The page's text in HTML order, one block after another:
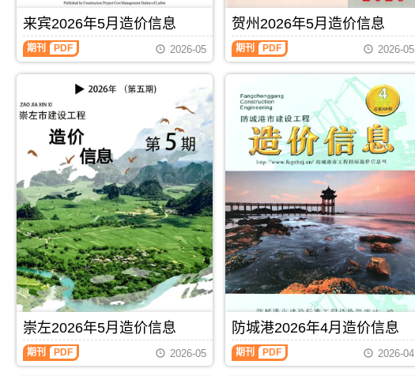
价
信
息
期
信
息
期
刊
图
预
算
编
制，
于
桂
工
建
筑
招
投
标
参
考
文
件，
桂
林
市
造
价
同
价
款
确
定
与
整，
市
施
建
材
取
价
指
导，
崇
造
价
信
由
河
池
市
建
工
程
信
网
发
布，
用
于
河
池
工
程
施
工
图
预
算
编
来宾2026年5月造价信息
期刊 PDF 2026-05
贺州2026年5月造价信息
期刊 PDF 2026-05
崇左2026年5月造价信息
期刊 PDF 2026-05
防城港2026年4月造价信息
期刊 PDF 2026-04